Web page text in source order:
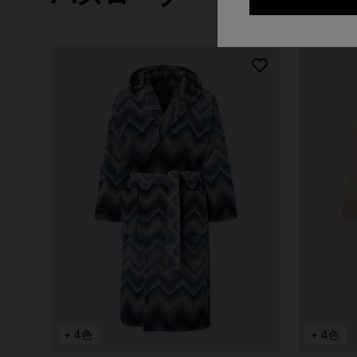
+ 4色 + 4色